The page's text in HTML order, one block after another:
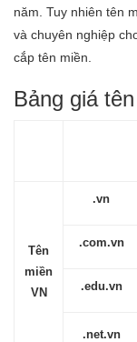
năm. Tuy nhiên tên
và chuyên nghiệp
cắp tên miền.
Bảng giá
Tên
miền
VN
.vn
.com.vn
.edu.vn
.net.vn